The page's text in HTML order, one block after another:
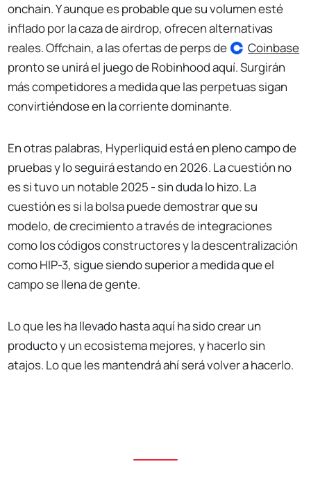
onchain. Y aunque es probable que su volumen esté
inflado por la caza de airdrop, ofrecen alternativas
reales. Offchain, a las ofertas de perps de
Coinbase
pronto se unirá el juego de Robinhood aquí. Surgirán
más competidores a medida que las perpetuas sigan
convirtiéndose en la corriente dominante.
En otras palabras, Hyperliquid está en pleno campo de
pruebas y lo seguirá estando en 2026. La cuestión no
es si tuvo un notable 2025 - sin duda lo hizo. La
cuestión es si la bolsa puede demostrar que su
modelo, de crecimiento a través de integraciones
como los códigos constructores y la descentralización
como HIP-3, sigue siendo superior a medida que el
campo se llena de gente.
Lo que les ha llevado hasta aquí ha sido crear un
producto y un ecosistema mejores, y hacerlo sin
atajos. Lo que les mantendrá ahí será volver a hacerlo.